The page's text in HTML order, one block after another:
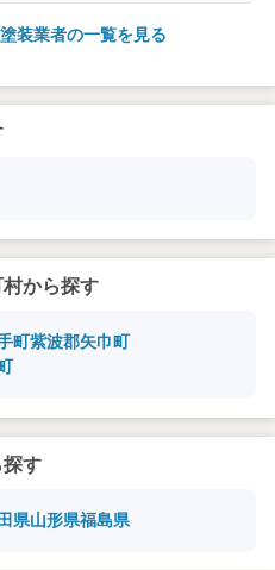
装業者の一覧を見る
から探す
町紫波郡矢巾町
す
県山形県福島県